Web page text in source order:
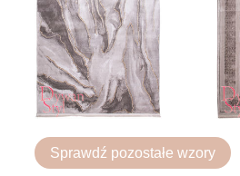
Sprawdź pozostałe wzory